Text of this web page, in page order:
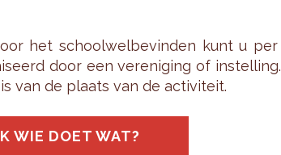
het school­wel­be­vin­den kunt u
door een ver­e­ni­ging of
van de plaats van de ac­ti­vi­teit.
WIE DOET WAT?